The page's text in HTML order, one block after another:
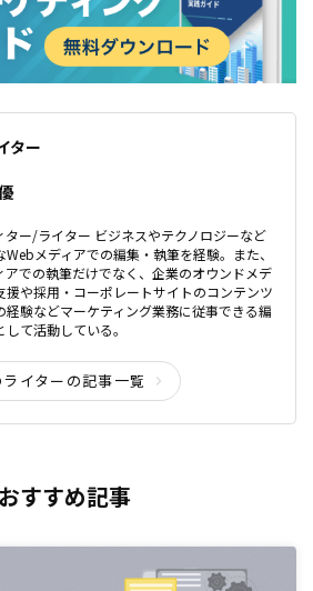
ター
ター/ライター ビジネスやテクノロジーなど
Webメディアでの編集・執筆を経験。また、
アでの執筆だけでなく、企業のオウンドメデ
援や採用・コーポレートサイトのコンテンツ
経験などマーケティング業務に従事できる編
して活動している。
ライターの記事一覧
おすすめ記事